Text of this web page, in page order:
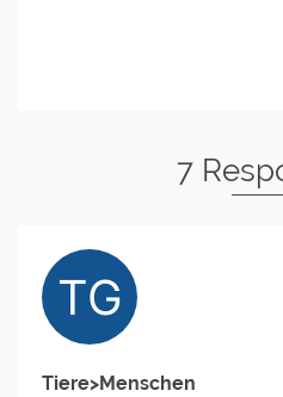
7
Tiere>Menschen